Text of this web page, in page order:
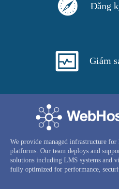
Đăng
Giám
We provide managed infrastructure
platforms. Our team deploys and
solutions including LMS systems and
fully optimized for performance,